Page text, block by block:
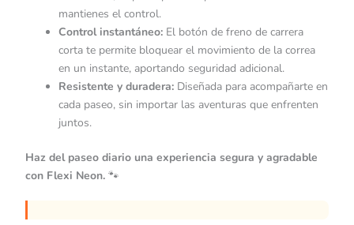
mantienes el control.
Control instantáneo: El botón de freno de carrera
corta te permite bloquear el movimiento de la correa
en un instante, aportando seguridad adicional.
Resistente y duradera: Diseñada para acompañarte en
cada paseo, sin importar las aventuras que enfrenten
juntos.
Haz del paseo diario una experiencia segura y agradable
con Flexi Neon. 🐾